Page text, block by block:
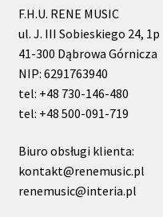
F.H.U. RENE MUSIC
ul. J. III Sobieskiego 24, 1p
41-300 Dąbrowa Górnicza
NIP: 6291763940
tel: +48 730-146-480
tel: +48 500-091-719
Biuro obsługi klienta:
kontakt@renemusic.pl
renemusic@interia.pl